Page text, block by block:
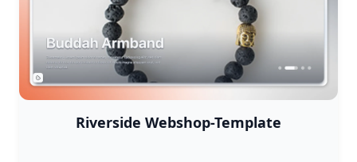
Riverside Webshop-Template